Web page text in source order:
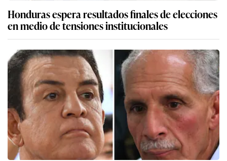
Honduras espera resultados finales de elecciones
en medio de tensiones institucionales